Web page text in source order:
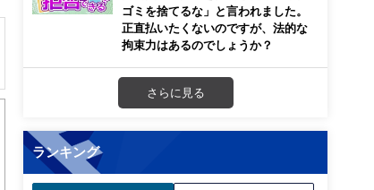
ゴミを捨てるな」と言われました。
正直払いたくないのですが、法的な
拘束力はあるのでしょうか？
さらに見る
ランキング